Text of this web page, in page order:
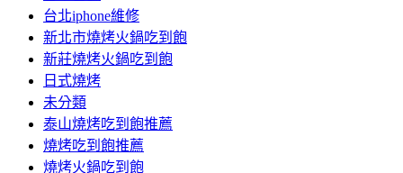
台北iphone維修
新北市燒烤火鍋吃到飽
新莊燒烤火鍋吃到飽
日式燒烤
未分類
泰山燒烤吃到飽推薦
燒烤吃到飽推薦
燒烤火鍋吃到飽